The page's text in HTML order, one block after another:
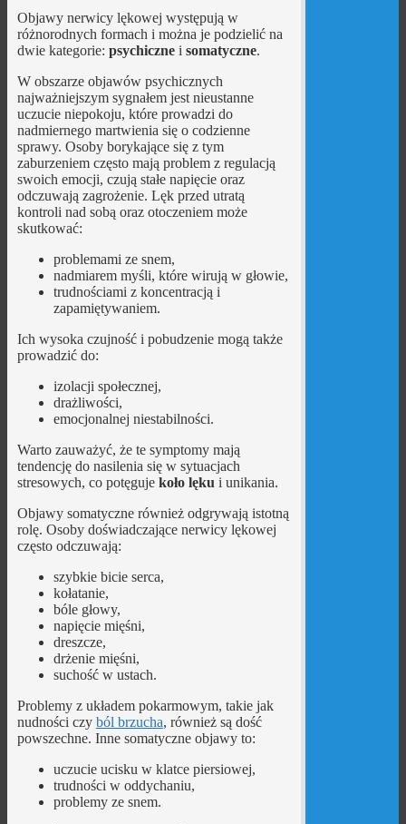
Objawy nerwicy lękowej występują w
różnorodnych formach i można je podzielić na
dwie kategorie: psychicznei somatyczne.
W obszarze objawów psychicznych
najważniejszym sygnałem jest nieustanne
uczucie niepokoju, które prowadzi do
nadmiernego martwienia się o codzienne
sprawy. Osoby borykające się z tym
zaburzeniem często mają problem z regulacją
swoich emocji, czują stałe napięcie oraz
odczuwają zagrożenie. Lęk przed utratą
kontroli nad sobą oraz otoczeniem może
skutkować:
problemami ze snem,
nadmiarem myśli, które wirują w głowie,
trudnościami z koncentracją i
zapamiętywaniem.
Ich wysoka czujność i pobudzenie mogą także
prowadzić do:
izolacji społecznej,
drażliwości,
emocjonalnej niestabilności.
Warto zauważyć, że te symptomy mają
tendencję do nasilenia się w sytuacjach
stresowych, co potęguje koło lękui unikania.
Objawy somatyczne również odgrywają istotną
rolę. Osoby doświadczające nerwicy lękowej
często odczuwają:
szybkie bicie serca,
kołatanie,
bóle głowy,
napięcie mięśni,
dreszcze,
drżenie mięśni,
suchość w ustach.
Problemy z układem pokarmowym, takie jak
nudności czy ból brzucha, również są dość
powszechne. Inne somatyczne objawy to:
uczucie ucisku w klatce piersiowej,
trudności w oddychaniu,
problemy ze snem.